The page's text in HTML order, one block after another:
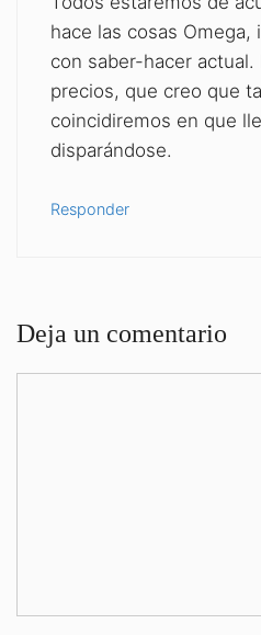
hace las cosas Omega,
con saber-hacer actual.
precios, que creo que
coincidiremos en que
disparándose.
Responder
Deja un comentario